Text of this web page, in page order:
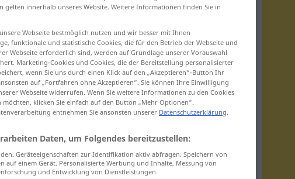
pöbeln
gelten innerhalb unseres Website. Weitere Informationen finden Sie in
Webseite bestmöglich nutzen und wir besser mit Ihnen
funktionale und statistische Cookies, die für den Betrieb der Webseite und
Webseite erforderlich sind, werden auf Grundlage unserer Vorauswahl
Marketing-Cookies und Cookies, die der Bereitstellung personalisierter
wenn Sie uns durch einen Klick auf den „Akzeptieren“-Button Ihr
auf „Fortfahren ohne Akzeptieren“. Sie können Ihre Einwilligung
Webseite widerrufen. Wenn Sie weitere Informationen zu den Cookies
klicken Sie einfach auf den Button „Mehr Optionen“.
entnehmen Sie ansonsten unserer Datenschutzerklärung.
Daten, um Folgendes bereitzustellen:
Geräteeigenschaften zur Identifikation aktiv abfragen. Speichern von
einem Gerät. Personalisierte Werbung und Inhalte, Messung von
und Entwicklung von Dienstleistungen.